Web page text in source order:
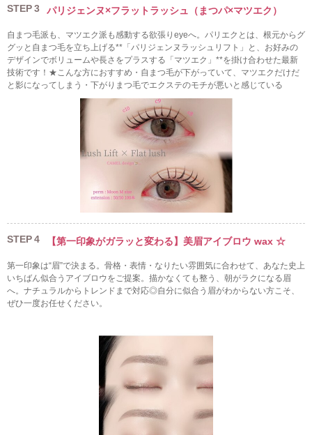
STEP3 パリジェンヌ×フラットラッシュ（まつパ×マツエク）
自まつ毛派も、マツエク派も感動する欲張りeyeへ。パリエクとは、根元からグ
グッと自まつ毛を立ち上げる**「パリジェンヌラッシュリフト」と、お好みの
デザインでボリュームや長さをプラスする「マツエク」**を掛け合わせた最新
技術です！★こんな方におすすめ・自まつ毛が下がっていて、マツエクだけだ
と影になってしまう・下がりまつ毛でエクステのモチが悪いと感じている
STEP4 【第一印象がガラッと変わる】美眉アイブロウ wax ☆
第一印象は“眉”で決まる。骨格・表情・なりたい雰囲気に合わせて、あなた史上
いちばん似合うアイブロウをご提案。描かなくても整う、朝がラクになる眉
へ。ナチュラルからトレンドまで対応◎自分に似合う眉がわからない方こそ、
ぜひ一度お任せください。